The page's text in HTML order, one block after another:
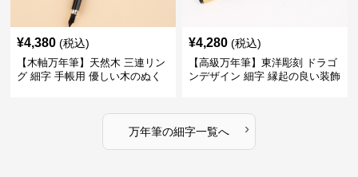
¥4,380 (税込)
【木軸万年筆】天然木 三連リン
グ 細字 手帳用 優しい木のぬく
¥4,280 (税込)
【高級万年筆】東洋彫刻 ドラゴ
ンデザイン 細字 縁起の良い装飾
万年筆の細字一覧へ ›